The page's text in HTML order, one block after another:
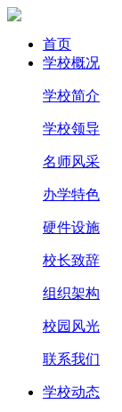
首页
学校概况
学校简介
学校领导
名师风采
办学特色
硬件设施
校长致辞
组织架构
校园风光
联系我们
学校动态